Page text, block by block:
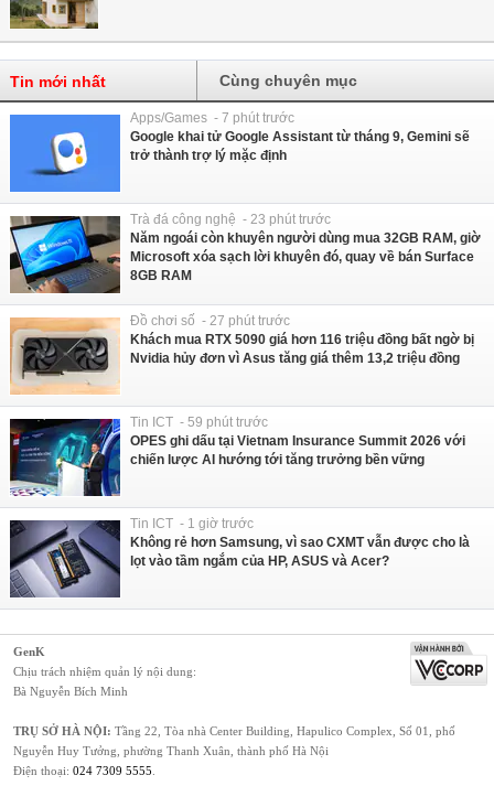
Tin mới nhất Cùng chuyên mục
Apps/Games - 7 phút trước
Google khai tử Google Assistant từ tháng 9, Gemini sẽ
trở thành trợ lý mặc định
Trà đá công nghệ - 23 phút trước
Năm ngoái còn khuyên người dùng mua 32GB RAM, giờ
Microsoft xóa sạch lời khuyên đó, quay về bán Surface
8GB RAM
Đồ chơi số - 27 phút trước
Khách mua RTX 5090 giá hơn 116 triệu đồng bất ngờ bị
Nvidia hủy đơn vì Asus tăng giá thêm 13,2 triệu đồng
Tin ICT - 59 phút trước
OPES ghi dấu tại Vietnam Insurance Summit 2026 với
chiến lược AI hướng tới tăng trưởng bền vững
Tin ICT - 1 giờ trước
Không rẻ hơn Samsung, vì sao CXMT vẫn được cho là
lọt vào tầm ngắm của HP, ASUS và Acer?
GenK
Chịu trách nhiệm quản lý nội dung:
Bà Nguyễn Bích Minh
TRỤ SỞ HÀ NỘI: Tầng 22, Tòa nhà Center Building, Hapulico Complex, Số 01, phố
Nguyễn Huy Tưởng, phường Thanh Xuân, thành phố Hà Nội
Điện thoại: 024 7309 5555.